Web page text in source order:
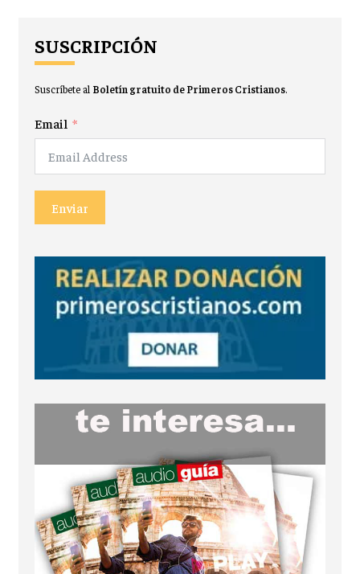
SUSCRIPCIÓN
Suscríbete al Boletín gratuito de Primeros Cristianos.
Email
Enviar